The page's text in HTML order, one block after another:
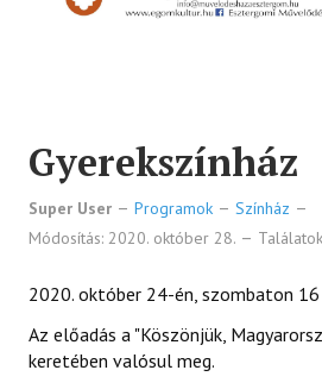
Gyerekszínház
Super User Programok
Színház
Módosítás: 2020. október 28.
2020. október 24-én, szombaton
Az előadás a "Köszönjük,
keretében valósul meg.